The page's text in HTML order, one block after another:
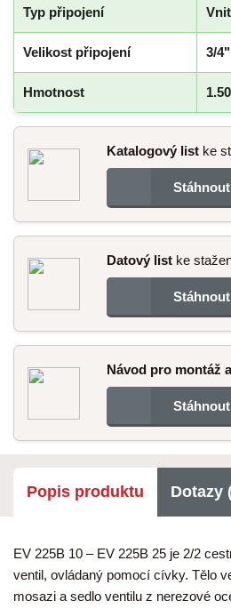
Typ připojení
Velikost připojení 3/4"
Hmotnost
Katalogový list ke
Datový list ke
Návod pro montáž
Popis produktu Dotazy
EV 225B 10 – EV 225B 25 je 2/2
ventil, ovládaný pomocí cívky. Tělo
mosazi a sedlo ventilu z nerezové